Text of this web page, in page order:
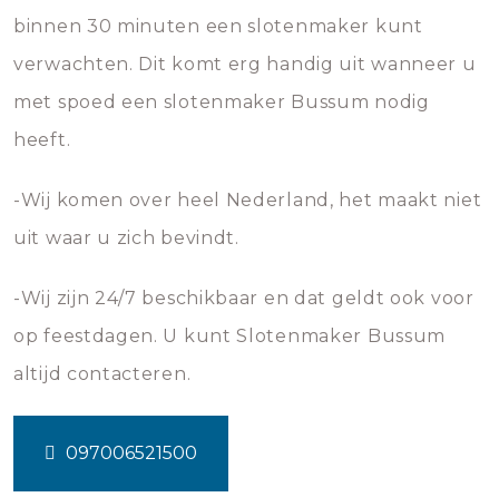
binnen 30 minuten een slotenmaker kunt
verwachten. Dit komt erg handig uit wanneer u
met spoed een slotenmaker Bussum nodig
heeft.
-Wij komen over heel Nederland, het maakt niet
uit waar u zich bevindt.
-Wij zijn 24/7 beschikbaar en dat geldt ook voor
op feestdagen. U kunt Slotenmaker Bussum
altijd contacteren.
097006521500